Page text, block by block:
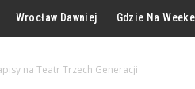
Wrocław Dawniej Gdzie Na
na Teatr Trzech Generacji